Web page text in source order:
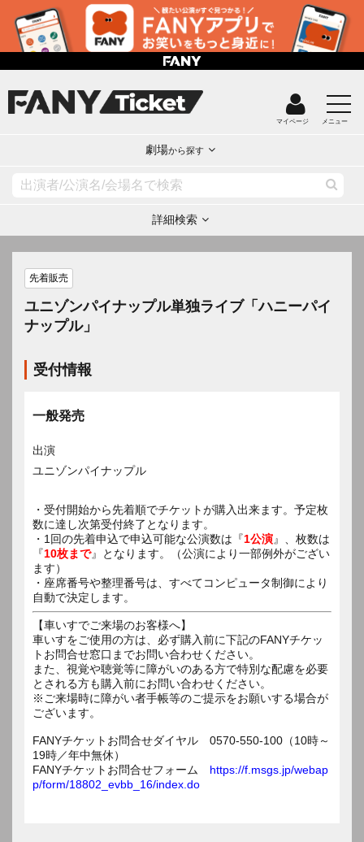
マイページ メニュー
劇場から探す
詳細検索
先着販売
ユニゾンパイナップル単独ライブ「ハニーパイ
ナップル」
受付情報
一般発売
出演
ユニゾンパイナップル
・受付開始から先着順でチケットが購入出来ます。予定枚
数に達し次第受付終了となります。
・1回の先着申込で申込可能な公演数は『1公演』、枚数は
『10枚まで』となります。（公演により一部例外がござい
ます）
・座席番号や整理番号は、すべてコンピュータ制御により
自動で決定します。
【車いすでご来場のお客様へ】
車いすをご使用の方は、必ず購入前に下記のFANYチケッ
トお問合せ窓口までお問い合わせください。
また、視覚や聴覚等に障がいのある方で特別な配慮を必要
とされる方も購入前にお問い合わせください。
※ご来場時に障がい者手帳等のご提示をお願いする場合が
ございます。
FANYチケットお問合せダイヤル 0570-550-100（10時～
19時／年中無休）
FANYチケットお問合せフォーム https://f.msgs.jp/webap
p/form/18802_evbb_16/index.do